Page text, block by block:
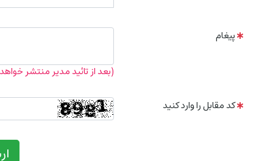
پیغام
(بعد از تائید مدیر منتشر
کد مقابل را وارد کنید